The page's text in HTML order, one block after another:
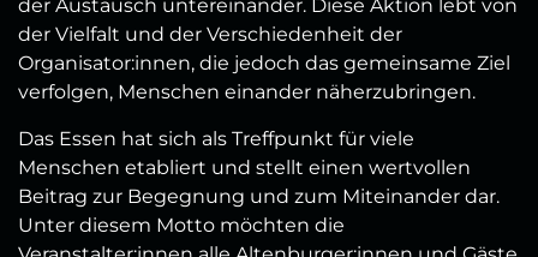
der Austausch untereinander. Diese Aktion lebt von
der Vielfalt und der Verschiedenheit der
Organisator:innen, die jedoch das gemeinsame Ziel
verfolgen, Menschen einander näherzubringen.
Das Essen hat sich als Treffpunkt für viele
Menschen etabliert und stellt einen wertvollen
Beitrag zur Begegnung und zum Miteinander dar.
Unter diesem Motto möchten die